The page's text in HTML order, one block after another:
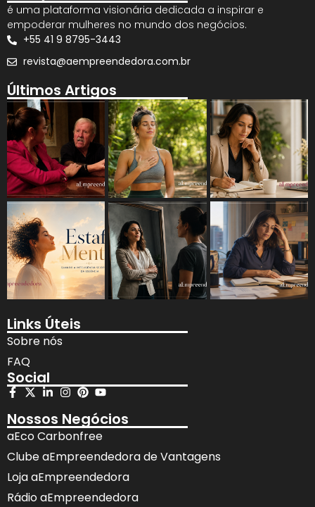
é uma plataforma visionária dedicada a inspirar e
empoderar mulheres no mundo dos negócios.
+55 41 9 8795-3443
revista@aempreendedora.com.br
Últimos Artigos
Links Úteis
Sobre nós
FAQ
Social
Nossos Negócios
aEco Carbonfree
Clube aEmpreendedora de Vantagens
Loja aEmpreendedora
Rádio aEmpreendedora